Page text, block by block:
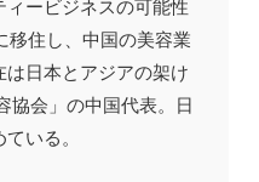
ービジネスの可能性
移住し、中国の美容業
日本とアジアの架け
協会」の中国代表。日
いる。